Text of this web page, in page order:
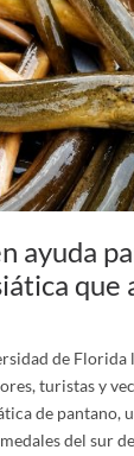
ayuda
que
de Florida
turistas y
de pantano,
del sur